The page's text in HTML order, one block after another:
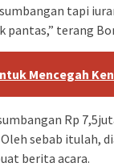
tapi
terang
Mencegah
Rp
sebab itulah,
berita acara.